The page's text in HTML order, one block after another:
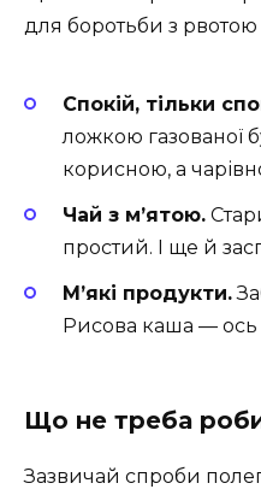
для боротьби з рвотою
Спокій, тільки
ложкою газованої
корисною, а
Чай з м’ятою.
простий. І ще й
М’які продукти.
Рисова каша —
Що не треба
Зазвичай спроби